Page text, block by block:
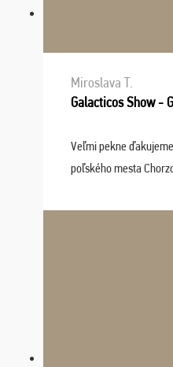
Miroslava T.
Galacticos Show -
Veľmi pekne
poľského mesta
Navštívili sme aj